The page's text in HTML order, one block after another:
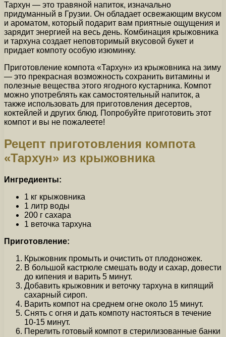
Тархун — это травяной напиток, изначально
придуманный в Грузии. Он обладает освежающим вкусом
и ароматом, который подарит вам приятные ощущения и
зарядит энергией на весь день. Комбинация крыжовника
и тархуна создает неповторимый вкусовой букет и
придает компоту особую изюминку.
Приготовление компота «Тархун» из крыжовника на зиму
— это прекрасная возможность сохранить витамины и
полезные вещества этого ягодного кустарника. Компот
можно употреблять как самостоятельный напиток, а
также использовать для приготовления десертов,
коктейлей и других блюд. Попробуйте приготовить этот
компот и вы не пожалеете!
Рецепт приготовления компота
«Тархун» из крыжовника
Ингредиенты:
1 кг крыжовника
1 литр воды
200 г сахара
1 веточка тархуна
Приготовление:
Крыжовник промыть и очистить от плодоножек.
В большой кастрюле смешать воду и сахар, довести
до кипения и варить 5 минут.
Добавить крыжовник и веточку тархуна в кипящий
сахарный сироп.
Варить компот на среднем огне около 15 минут.
Снять с огня и дать компоту настояться в течение
10-15 минут.
Перелить готовый компот в стерилизованные банки